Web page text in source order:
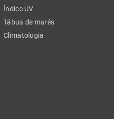
Índice UV
Tábua de marés
Climatologia